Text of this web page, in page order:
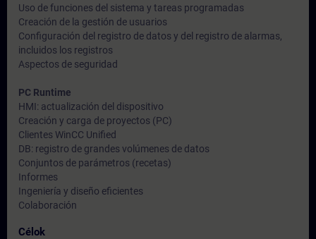
Uso de funciones del sistema y tareas programadas
Creación de la gestión de usuarios
Configuración del registro de datos y del registro de alarmas,
incluidos los registros
Aspectos de seguridad
PC Runtime
HMI: actualización del dispositivo
Creación y carga de proyectos (PC)
Clientes WinCC Unified
DB: registro de grandes volúmenes de datos
Conjuntos de parámetros (recetas)
Informes
Ingeniería y diseño eficientes
Colaboración
Célok